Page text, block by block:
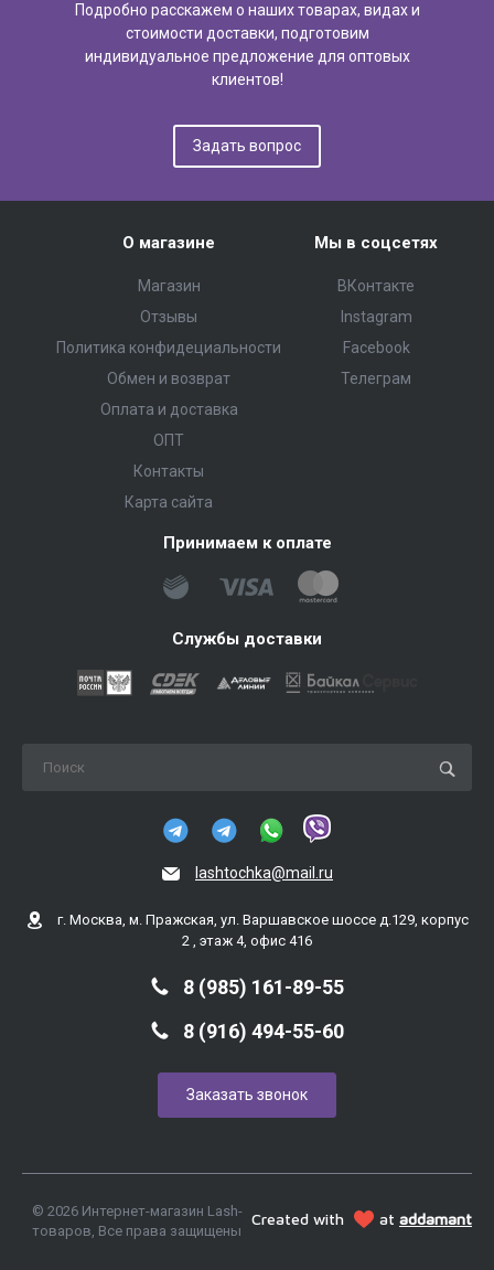
Подробно расскажем о наших товарах, видах и
стоимости доставки, подготовим
индивидуальное предложение для оптовых
клиентов!
Задать вопрос
О магазине
Магазин
Отзывы
Политика конфидециальности
Обмен и возврат
Оплата и доставка
ОПТ
Контакты
Карта сайта
Мы в соцсетях
ВКонтакте
Instagram
Facebook
Телеграм
Принимаем к оплате
Службы доставки
lashtochka@mail.ru
г. Москва, м. Пражская, ул. Варшавское шоссе д.129, корпус
2 , этаж 4, офис 416
8 (985) 161-89-55
8 (916) 494-55-60
Заказать звонок
© 2026 Интернет-магазин Lash-
товаров, Все права защищены
Created with at addamant